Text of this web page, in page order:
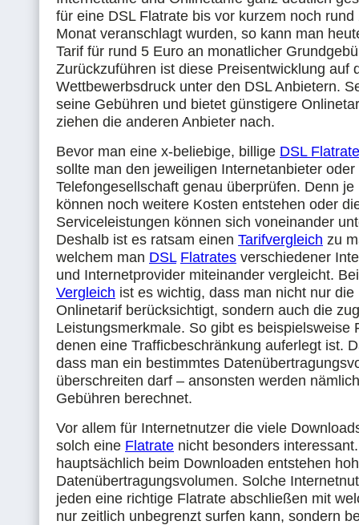
für eine DSL Flatrate bis vor kurzem noch rund
Monat veranschlagt wurden, so kann man
Tarif für rund 5 Euro an monatlicher
Zurückzuführen ist diese Preisentwicklung auf
Wettbewerbsdruck unter den DSL Anbietern.
seine Gebühren und bietet günstigere
ziehen die anderen Anbieter nach.
Bevor man eine x-beliebige, billige DSL Flatrate
sollte man den jeweiligen Internetanbieter oder
Telefongesellschaft genau überprüfen. Denn
können noch weitere Kosten entstehen oder
Serviceleistungen können sich voneinander
Deshalb ist es ratsam einen Tarifvergleich zu
welchem man DSL Flatrates verschiedener
und Internetprovider miteinander vergleicht.
Vergleich ist es wichtig, dass man nicht nur
Onlinetarif berücksichtigt, sondern auch die
Leistungsmerkmale. So gibt es beispielsweise
denen eine Trafficbeschränkung auferlegt ist.
dass man ein bestimmtes
überschreiten darf – ansonsten werden
Gebühren berechnet.
Vor allem für Internetnutzer die viele
solch eine Flatrate nicht besonders
hauptsächlich beim Downloaden entstehen
Datenübertragungsvolumen. Solche
jeden eine richtige Flatrate abschließen mit
nur zeitlich unbegrenzt surfen kann, sondern